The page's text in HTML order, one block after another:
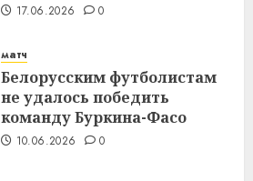
17.06.2026 0
матч
Белорусским футболистам
не удалось победить
команду Буркина-Фасо
10.06.2026 0